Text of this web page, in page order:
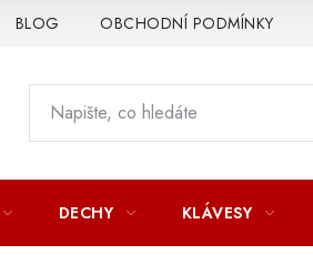
BLOG OBCHODNÍ PODMÍNKY
DECHY KLÁVESY